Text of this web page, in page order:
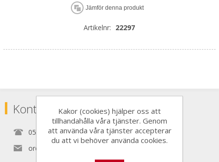
Jämför denna produkt
Artikelnr: 22297
Kontakta
0525150890
order@nordictools.se
Kakor (cookies) hjälper oss att
tillhandahålla våra tjänster. Genom
att använda våra tjänster accepterar
du att vi behöver använda cookies.